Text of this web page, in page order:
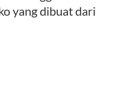
yang dibuat dari